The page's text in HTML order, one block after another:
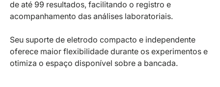
de até 99 resultados, facilitando o registro e
acompanhamento das análises laboratoriais.
Seu suporte de eletrodo compacto e independente
oferece maior flexibilidade durante os experimentos e
otimiza o espaço disponível sobre a bancada.